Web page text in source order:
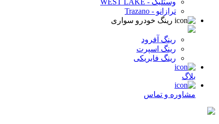
وستلیک - WEST LAKE
ترازانو - Trazano
رینگ خودرو سواری
رینگ آفرود
رینگ اسپرت
رینگ فابریکی
بلاگ
مشاوره و تماس